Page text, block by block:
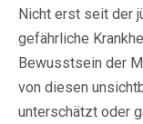
Nicht erst seit der
gefährliche
Bewusstsein der
von diesen
unterschätzt oder